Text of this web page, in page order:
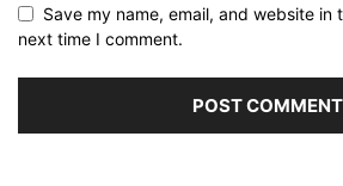
Save my name, email, and website in
next time I comment.